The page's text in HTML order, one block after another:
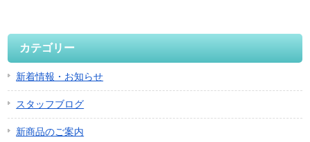
カテゴリー
新着情報・お知らせ
スタッフブログ
新商品のご案内